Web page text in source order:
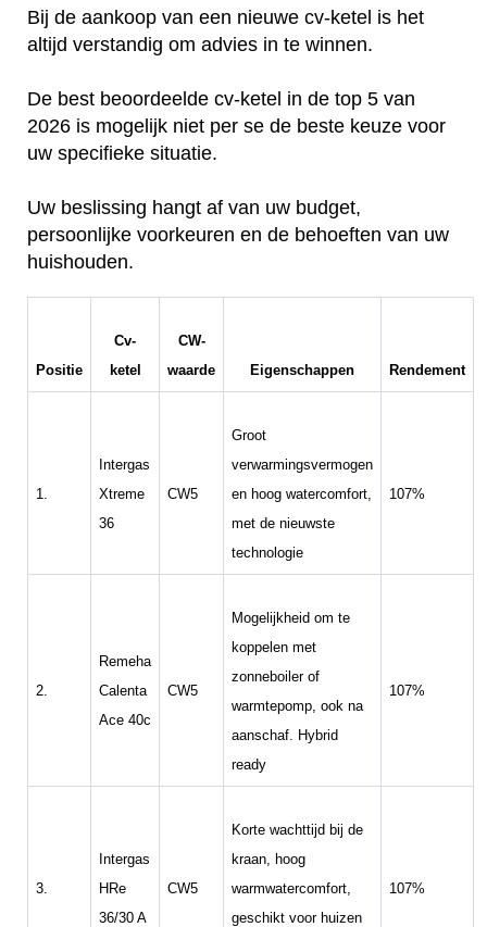
Bij de aankoop van een nieuwe cv-ketel is het
altijd verstandig om advies in te winnen.
De best beoordeelde cv-ketel in de top 5 van
2026 is mogelijk niet per se de beste keuze voor
uw specifieke situatie.
Uw beslissing hangt af van uw budget,
persoonlijke voorkeuren en de behoeften van uw
huishouden.
Positie
Cv-
ketel
CW-
waarde
Eigenschappen Rendement
1.
Intergas
Xtreme
36
CW5
Groot
verwarmingsvermogen
en hoog watercomfort,
met de nieuwste
technologie
107%
2.
Remeha
Calenta
Ace 40c
CW5
Mogelijkheid om te
koppelen met
zonneboiler of
warmtepomp, ook na
aanschaf. Hybrid
ready
107%
3.
Intergas
HRe
36/30 A
CW5
Korte wachttijd bij de
kraan, hoog
warmwatercomfort,
geschikt voor huizen
107%